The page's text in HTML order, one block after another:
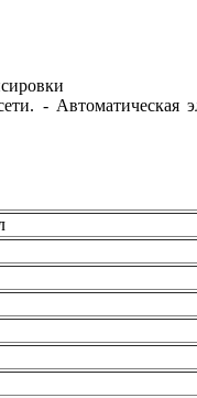
- Автоматическая